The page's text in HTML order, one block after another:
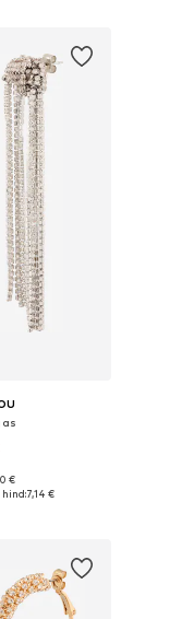
One Size
€
7,14 €